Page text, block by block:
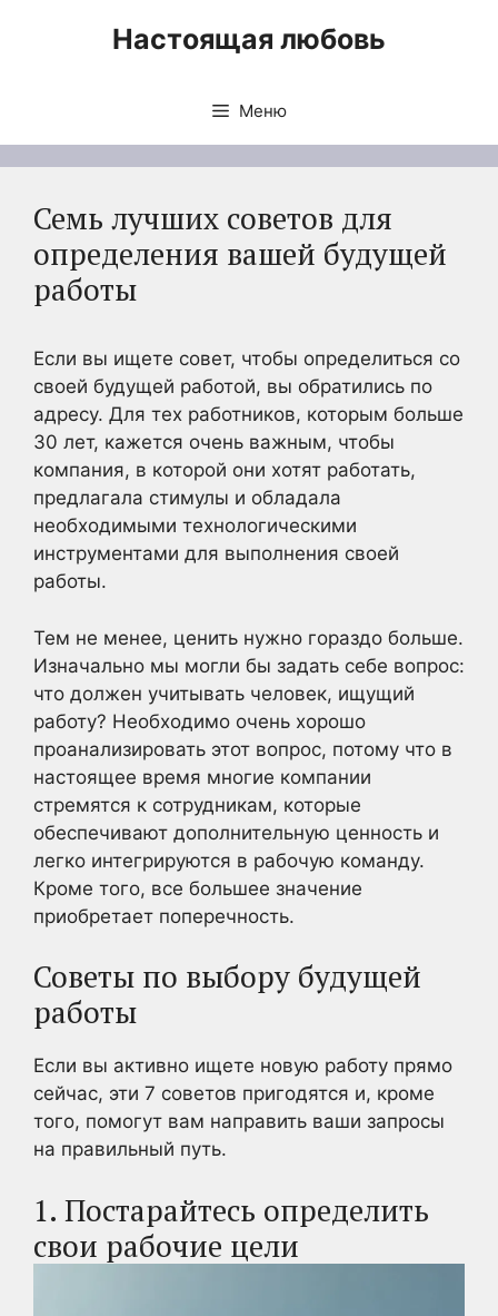
Настоящая любовь
Меню
Семь лучших советов для
определения вашей будущей
работы
Если вы ищете совет, чтобы определиться со
своей будущей работой, вы обратились по
адресу. Для тех работников, которым больше
30 лет, кажется очень важным, чтобы
компания, в которой они хотят работать,
предлагала стимулы и обладала
необходимыми технологическими
инструментами для выполнения своей
работы.
Тем не менее, ценить нужно гораздо больше.
Изначально мы могли бы задать себе вопрос:
что должен учитывать человек, ищущий
работу? Необходимо очень хорошо
проанализировать этот вопрос, потому что в
настоящее время многие компании
стремятся к сотрудникам, которые
обеспечивают дополнительную ценность и
легко интегрируются в рабочую команду.
Кроме того, все большее значение
приобретает поперечность.
Советы по выбору будущей
работы
Если вы активно ищете новую работу прямо
сейчас, эти 7 советов пригодятся и, кроме
того, помогут вам направить ваши запросы
на правильный путь.
1. Постарайтесь определить
свои рабочие цели